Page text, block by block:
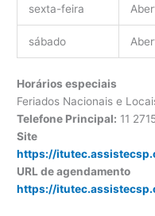
sexta-feira
sábado
Horários especiais
Feriados Nacionais e
Telefone Principal: 11
Site
https://
URL de agendamento
https://